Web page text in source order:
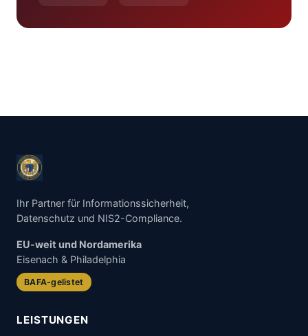
Ihr Partner für Informationssicherheit,
Datenschutz und NIS2-Compliance.
EU-weit und Nordamerika
Eisenach & Philadelphia
BAFA-gelistet
LEISTUNGEN